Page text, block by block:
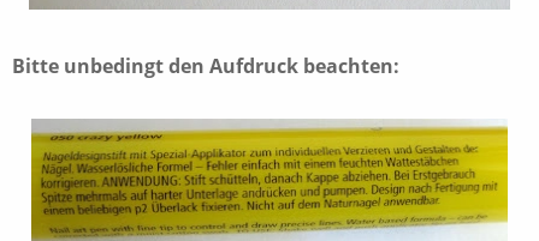
Bitte unbedingt den Aufdruck beachten: